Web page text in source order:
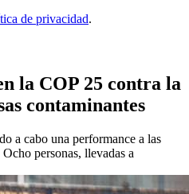
de privacidad.
la COP 25 contra la
contaminantes
a cabo una performance a las
personas, llevadas a